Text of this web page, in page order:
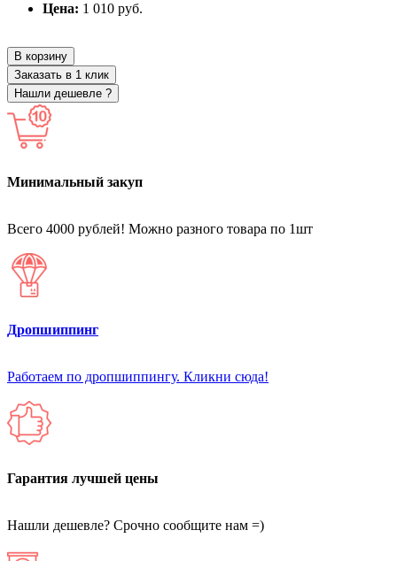
Цена: 1 010 руб.
В корзину
Заказать в 1 клик
Нашли дешевле ?
Минимальный закуп
Всего 4000 рублей! Можно разного товара по 1шт
Дропшиппинг
Работаем по дропшиппингу. Кликни сюда!
Гарантия лучшей цены
Нашли дешевле? Срочно сообщите нам =)